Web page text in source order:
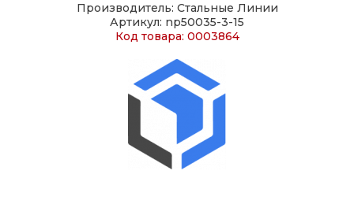
Производитель: Стальные Линии
Артикул: np50035-3-15
Код товара: 0003864